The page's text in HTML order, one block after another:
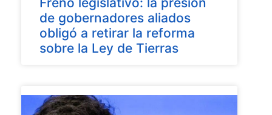
de gobernadores aliados
obligó a retirar la reforma
sobre la Ley de Tierras